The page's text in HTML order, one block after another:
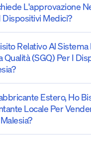
L'approvazione
Dispositivi Medici?
Relativo Al Sistema
Qualità (SGQ) Per I
Estero, Ho
Locale Per